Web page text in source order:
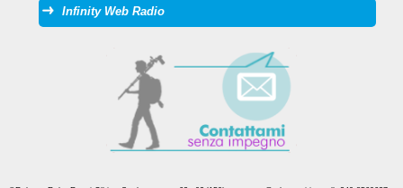
Infinity Web Radio